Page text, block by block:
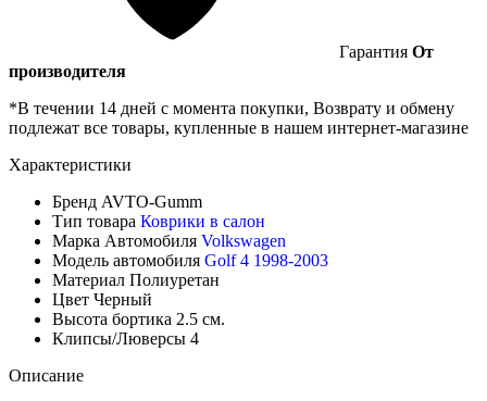
Гарантия От
производителя
*В течении 14 дней с момента покупки, Возврату и обмену
подлежат все товары, купленные в нашем интернет-магазине
Характеристики
Бренд AVTO-Gumm
Тип товара Коврики в салон
Марка Автомобиля Volkswagen
Модель автомобиля Golf 4 1998-2003
Материал Полиуретан
Цвет Черный
Высота бортика 2.5 см.
Клипсы/Люверсы 4
Описание